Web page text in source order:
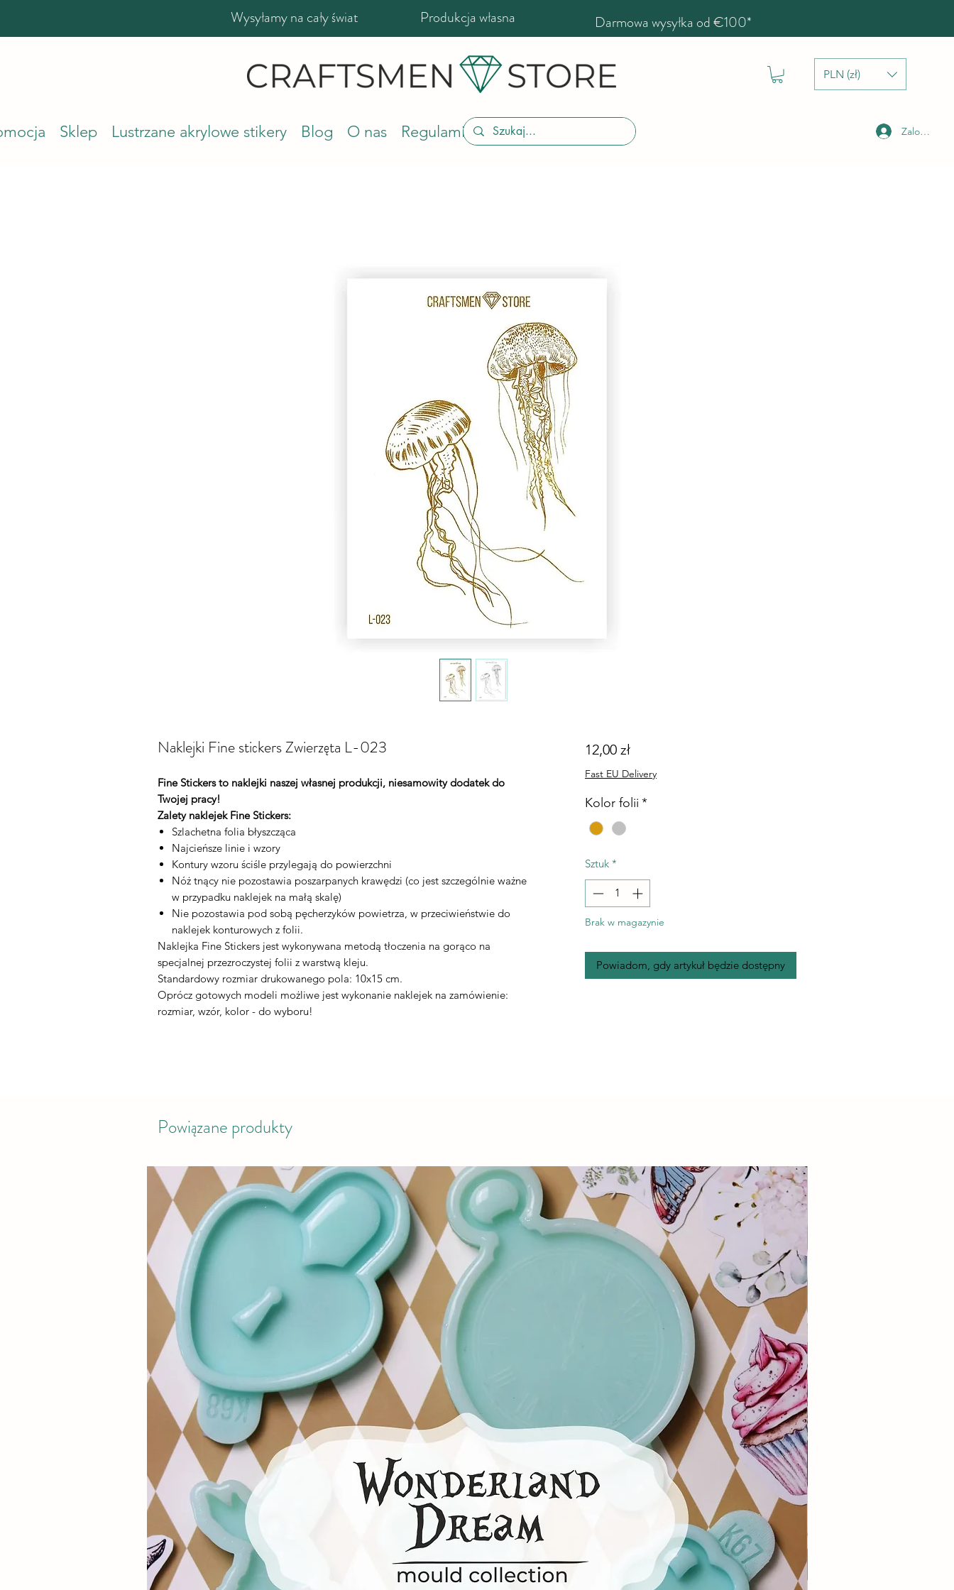
Wysyłamy na cały świat Produkcja własna Darmowa wysyłka od €100*
PLN (zł)
Sklep Lustrzane akrylowe stikery Blog O nas Regulamin sklepu Zaloguj się
Naklejki Fine stiсkers Zwierzęta L-023
Fine Stickers to naklejki naszej własnej produkcji, niesamowity dodatek do
Twojej pracy!
Zalety naklejek Fine Stickers:
Szlachetna folia błyszcząca
Najcieńsze linie i wzory
Kontury wzoru ściśle przylegają do powierzchni
Nóż tnący nie pozostawia poszarpanych krawędzi (co jest szczególnie ważne
w przypadku naklejek na małą skalę)
Nie pozostawia pod sobą pęcherzyków powietrza, w przeciwieństwie do
naklejek konturowych z folii.
Naklejka Fine Stickers jest wykonywana metodą tłoczenia na gorąco na
specjalnej przezroczystej folii z warstwą kleju.
Standardowy rozmiar drukowanego pola: 10x15 cm.
Oprócz gotowych modeli możliwe jest wykonanie naklejek na zamówienie:
rozmiar, wzór, kolor - do wyboru!
12,00 złCena
Fast EU Delivery
Kolor folii *
Sztuk *
Brak w magazynie
Powiadom, gdy artykuł będzie dostępny
Powiązane produkty